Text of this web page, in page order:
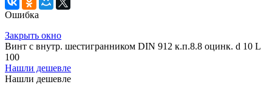
Ошибка
Закрыть окно
Винт с внутр. шестигранником DIN 912 к.п.8.8 оцинк. d 10 L
100
Нашли дешевле
Нашли дешевле